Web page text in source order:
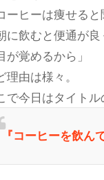
ーヒーは痩せると
に飲むと便通が良
が覚めるから」
理由は様々。
で今日はタイトル
『コーヒーを飲ん